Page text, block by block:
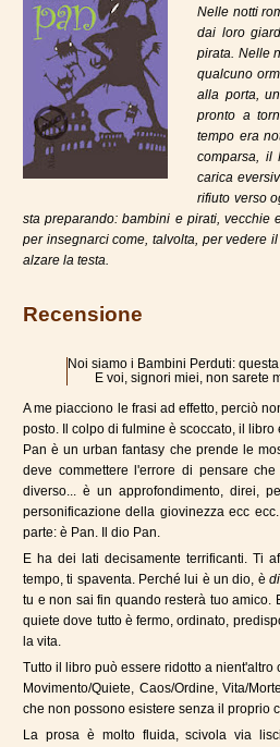
Nelle notti
dai loro
pirata. Nelle
qualcuno
alla porta,
pronto a
tempo era
comparsa, il
carica
rifiuto verso
sta preparando: bambini e pirati, vecchie
per insegnarci come, talvolta, per vedere
alzare la testa.
Recensione
Noi siamo i Bambini Perduti:
E voi, signori miei, non sarete
A me piacciono le frasi ad effetto, perciò
posto. Il colpo di fulmine è scoccato, il libro
Pan è un urban fantasy che prende le
deve commettere l'errore di pensare
diverso... è un approfondimento, direi,
personificazione della giovinezza ecc
parte: è Pan. Il dio Pan.
E ha dei lati decisamente terrificanti. Ti
tempo, ti spaventa. Perché lui è un dio, è
tu e non sai fin quando resterà tuo
quiete dove tutto è fermo, ordinato,
la vita.
Tutto il libro può essere ridotto a
Movimento/Quiete, Caos/Ordine, Vita/
che non possono esistere senza il proprio
La prosa è molto fluida, scivola via